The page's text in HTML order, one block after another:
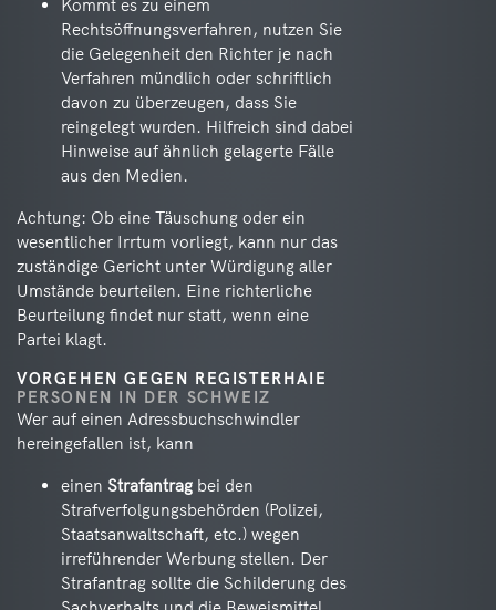
Kommt es zu einem
Rechtsöffnungsverfahren, nutzen Sie
die Gelegenheit den Richter je nach
Verfahren mündlich oder schriftlich
davon zu überzeugen, dass Sie
reingelegt wurden. Hilfreich sind dabei
Hinweise auf ähnlich gelagerte Fälle
aus den Medien.
Achtung: Ob eine Täuschung oder ein
wesentlicher Irrtum vorliegt, kann nur das
zuständige Gericht unter Würdigung aller
Umstände beurteilen. Eine richterliche
Beurteilung findet nur statt, wenn eine
Partei klagt.
VORGEHEN GEGEN REGISTERHAIE
PERSONEN IN DER SCHWEIZ
Wer auf einen Adressbuchschwindler
hereingefallen ist, kann
einen Strafantrag bei den
Strafverfolgungsbehörden (Polizei,
Staatsanwaltschaft, etc.) wegen
irreführender Werbung stellen. Der
Strafantrag sollte die Schilderung des